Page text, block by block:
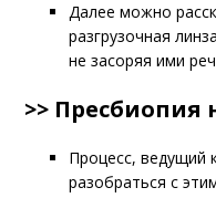
Далее можно
разгрузочная
не засоряя ими
>> Пресбиопия
Процесс, ведущий
разобраться с